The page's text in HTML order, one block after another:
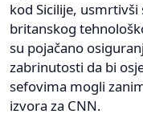
kod Sicilije,
britanskog
su pojačano
zabrinutosti da bi
sefovima mogli
izvora za CNN.